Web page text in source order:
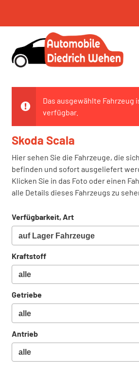
Das ausgewählte Fahrzeug
verfügbar.
Skoda Scala
Hier sehen Sie die Fahrzeuge, die
befinden und sofort ausgeliefert
Klicken Sie in das Foto oder einen
alle Details dieses Fahrzeugs zu
Verfügbarkeit, Art
Kraftstoff
Getriebe
Antrieb